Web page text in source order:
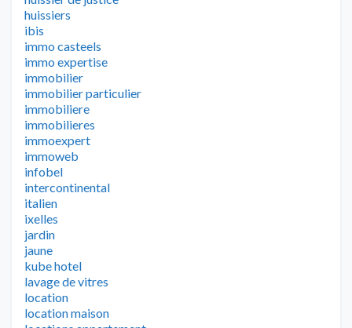
huissiers
ibis
immo casteels
immo expertise
immobilier
immobilier particulier
immobiliere
immobilieres
immoexpert
immoweb
infobel
intercontinental
italien
ixelles
jardin
jaune
kube hotel
lavage de vitres
location
location maison